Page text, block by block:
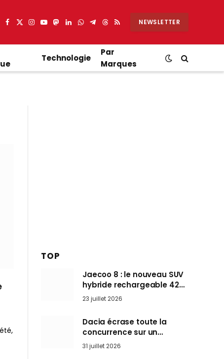
Facebook
X
Instagram
YouTube
Mastodon
LinkedIn
WhatsApp
Partager
Telegram
Threads
RSS NEWSLETTER
Technologie
Par
Marques
TOP
Jaecoo 8 : le nouveau SUV
hybride rechargeable 428
ch qui vise l’Audi Q7 arrive
en Europe cet automne
23 juillet 2026
Dacia écrase toute la
concurrence sur un
marché où personne ne
l’attendait
31 juillet 2026